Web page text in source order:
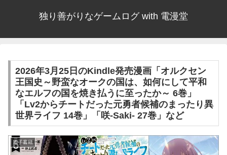
独り善がりなゲームログ with 電漫堂
2026年3月25日のKindle発売漫画「オルクセン
王国史～野蛮なオークの国は、如何にして平和
なエルフの国を焼き払うに至ったか～ 6巻」
「Lv2からチートだった元勇者候補のまったり異
世界ライフ 14巻」「咲-Saki- 27巻」など
電子書籍